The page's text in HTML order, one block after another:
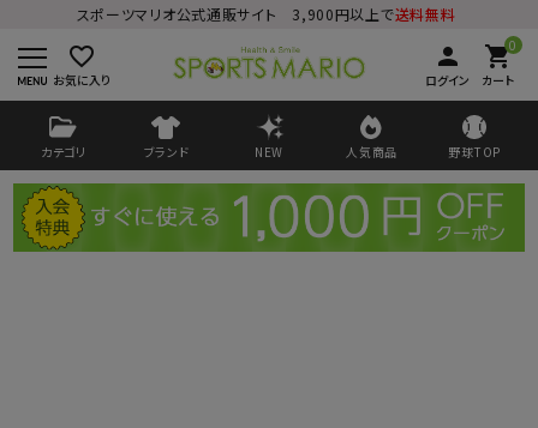
スポーツマリオ公式通販サイト 3,900円以上で送料無料
favorite_border
お気に入り
person
ログイン
0
shopping_cart
カート
カテゴリ ブランド NEW 人気商品 野球TOP